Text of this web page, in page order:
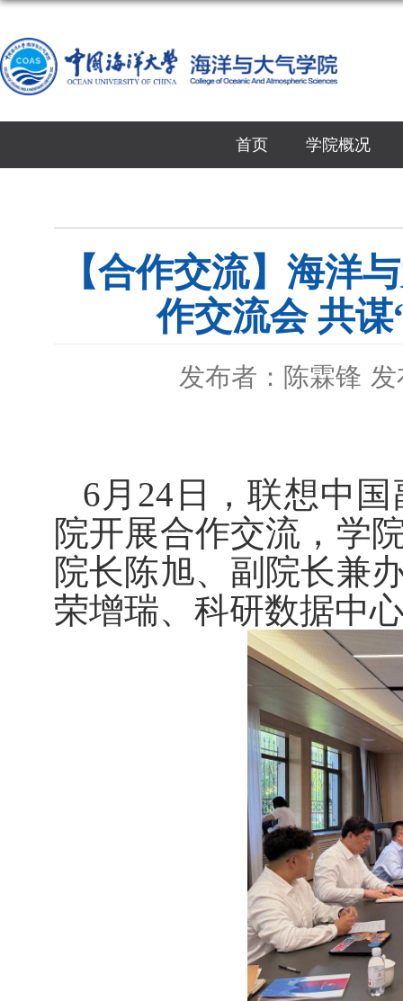
首页 学院概况
【合作交流】海洋
作交流会 共
发布者：陈霖锋
6 月 24 日，联想中
院开展合作交流，学
院长陈旭、副院长兼
荣增瑞、科研数据中